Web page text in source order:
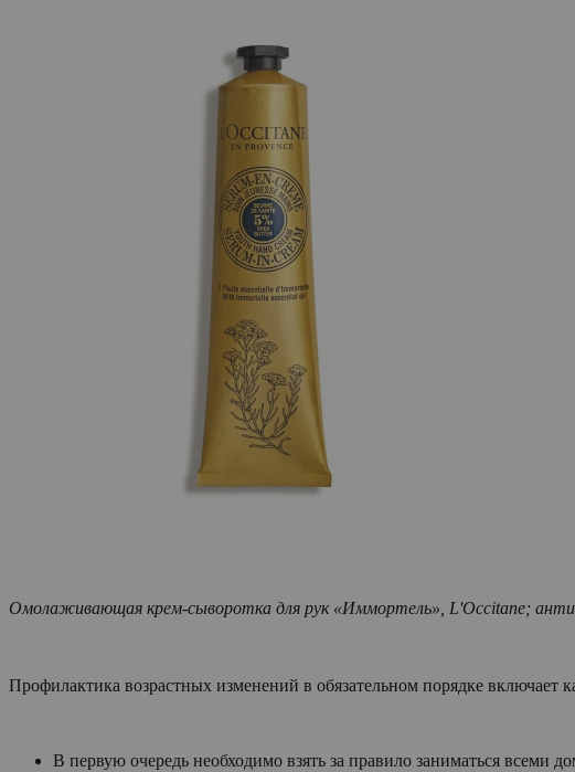
Омолаживающая крем-сыворотка для рук «Иммортель», L'Occitane;
Профилактика возрастных изменений в обязательном порядке
В первую очередь необходимо взять за правило заниматься всеми